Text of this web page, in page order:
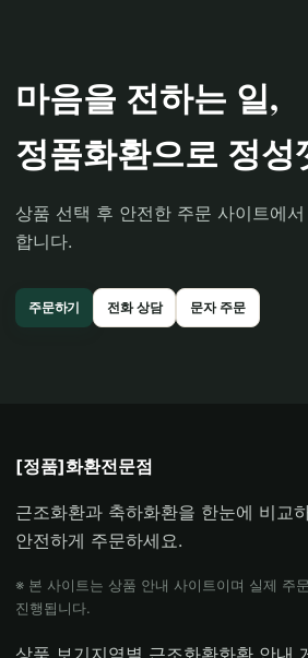
마음을 전하는 일,
정품화환으로 정성
상품 선택 후 안전한 주문 사이트에
합니다.
주문하기 전화 상담 문자 주문
[정품]화환전문점
근조화환과 축하화환을 한눈에 비교
안전하게 주문하세요.
※ 본 사이트는 상품 안내 사이트이며 실제 주
진행됩니다.
상품 보기지역별 근조화환화환 안내